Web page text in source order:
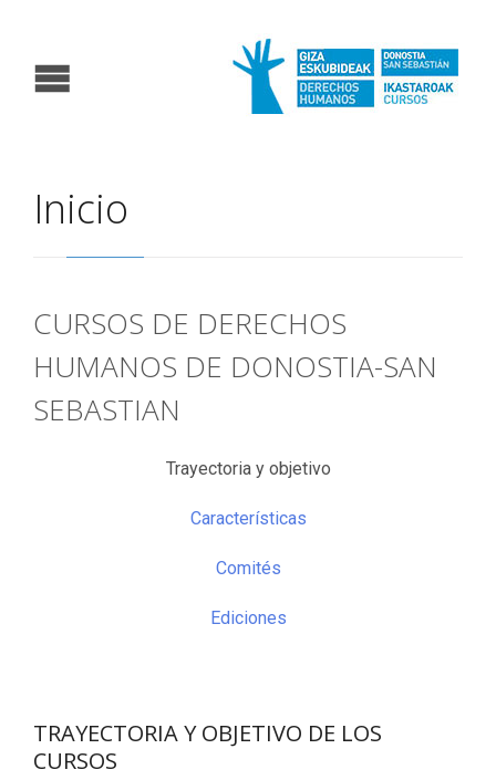
Inicio
CURSOS DE DERECHOS
HUMANOS DE DONOSTIA-SAN
SEBASTIAN
Trayectoria y objetivo
Características
Comités
Ediciones
TRAYECTORIA Y OBJETIVO DE LOS
CURSOS